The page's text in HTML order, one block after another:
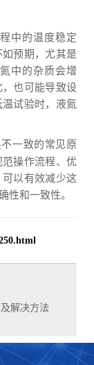
中的温度稳定
预期，尤其是
中的杂质会增
也可能导致设
试验时，液氮
一致的常见原
操作流程、优
以有效减少这
性和一致性。
解决方法